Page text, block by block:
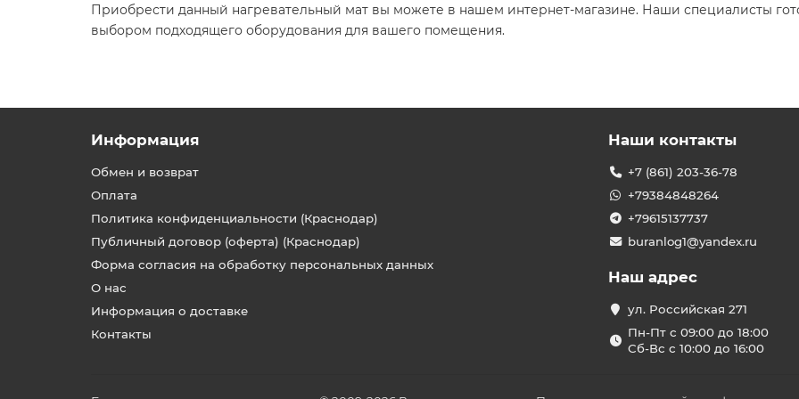
Приобрести данный нагревательный мат вы можете в нашем интернет-магазине. Наши специалисты
выбором подходящего оборудования для вашего помещения.
Информация
Обмен и возврат
Оплата
Политика конфиденциальности (Краснодар)
Публичный договор (оферта) (Краснодар)
Форма согласия на обработку персональных данных
О нас
Информация о доставке
Контакты
Наши контакты
+7 (861) 203-36-78
+79384848264
+79615137737
buranlog1@yandex.ru
Наш адрес
ул. Российская 271
Пн-Пт с 09:00 до 18:00
Сб-Вс с 10:00 до 16:00